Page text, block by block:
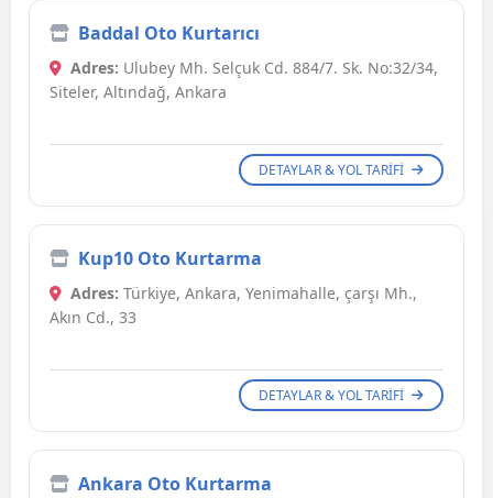
Baddal Oto Kurtarıcı
Adres: Ulubey Mh. Selçuk Cd. 884/7. Sk. No:32/34,
Siteler, Altındağ, Ankara
DETAYLAR & YOL TARIFI
Kup10 Oto Kurtarma
Adres: Türkiye, Ankara, Yenimahalle, çarşı Mh.,
Akın Cd., 33
DETAYLAR & YOL TARIFI
Ankara Oto Kurtarma